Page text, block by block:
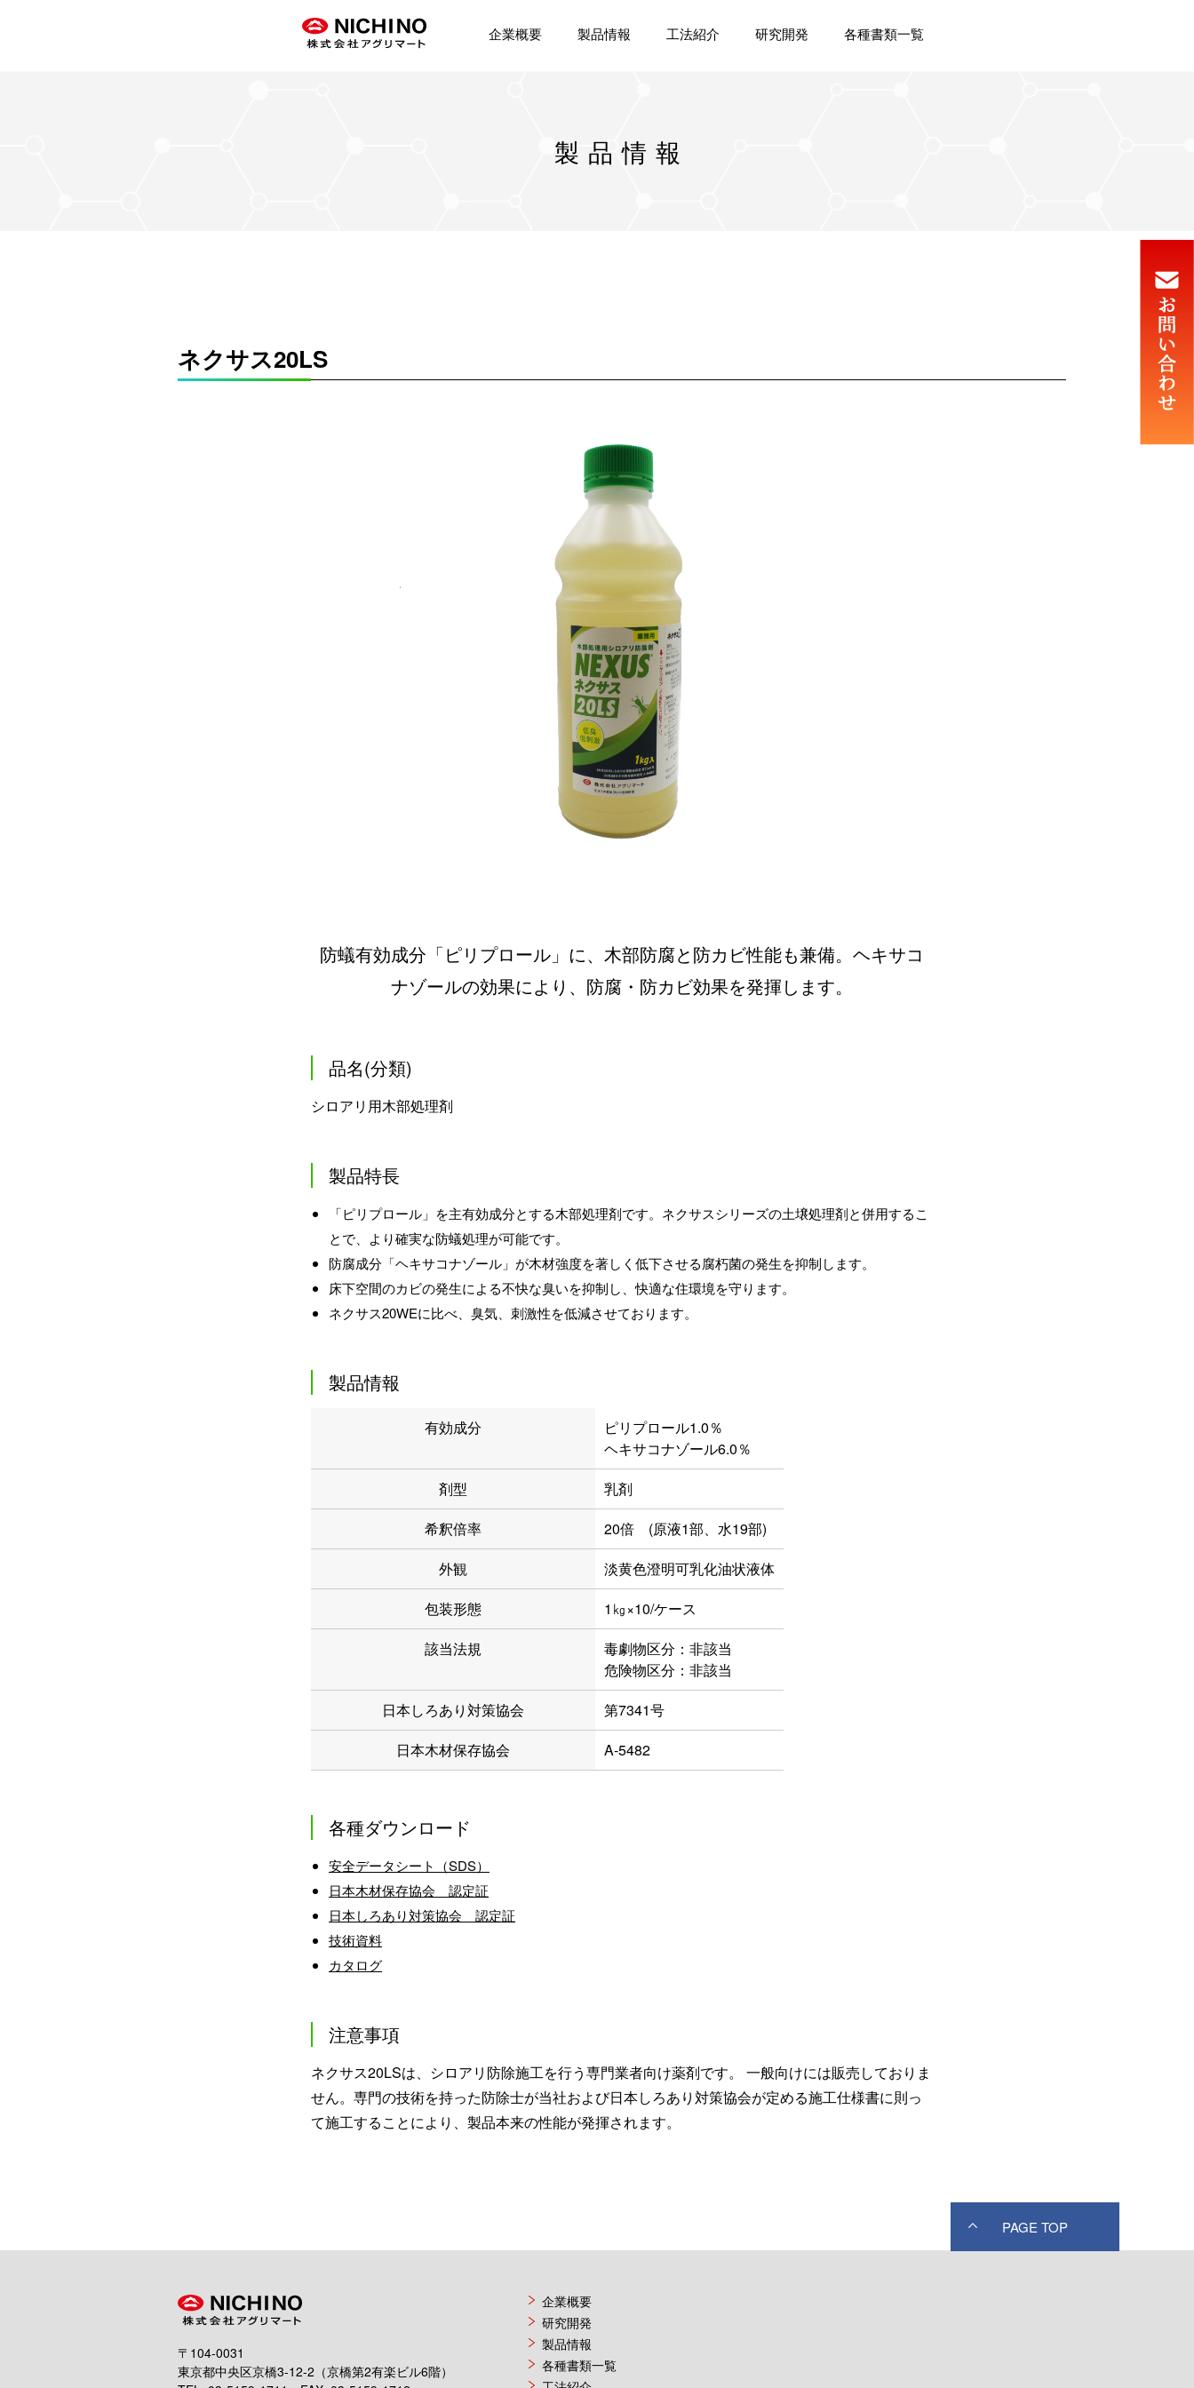
企業概要 製品情報 工法紹介 研究開発 各種書類一覧
製品情報
ネクサス20LS
防蟻有効成分「ピリプロール」に、木部防腐と防カビ性能も兼備。ヘキサコ
ナゾールの効果により、防腐・防カビ効果を発揮します。
品名(分類)
シロアリ用木部処理剤
製品特長
「ピリプロール」を主有効成分とする木部処理剤です。ネクサスシリーズの土壌処理剤と併用するこ
とで、より確実な防蟻処理が可能です。
防腐成分「ヘキサコナゾール」が木材強度を著しく低下させる腐朽菌の発生を抑制します。
床下空間のカビの発生による不快な臭いを抑制し、快適な住環境を守ります。
ネクサス20WEに比べ、臭気、刺激性を低減させております。
製品情報
有効成分
ピリプロール1.0％
ヘキサコナゾール6.0％
剤型
乳剤
希釈倍率
20倍 (原液1部、水19部)
外観
淡黄色澄明可乳化油状液体
包装形態
1㎏×10/ケース
該当法規
毒劇物区分：非該当
危険物区分：非該当
日本しろあり対策協会
第7341号
日本木材保存協会
A-5482
各種ダウンロード
安全データシート（SDS）
日本木材保存協会 認定証
日本しろあり対策協会 認定証
技術資料
カタログ
注意事項
ネクサス20LSは、シロアリ防除施工を行う専門業者向け薬剤です。 一般向けには販売しておりま
せん。専門の技術を持った防除士が当社および日本しろあり対策協会が定める施工仕様書に則っ
て施工することにより、製品本来の性能が発揮されます。
〒104-0031
東京都中央区京橋3-12-2（京橋第2有楽ビル6階）
企業概要
研究開発
製品情報
各種書類一覧
PAGE TOP